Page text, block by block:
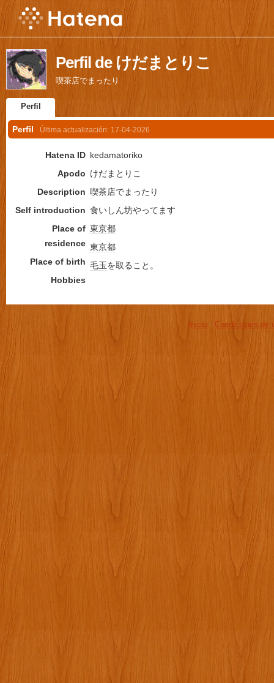
Perfil de けだまとりこ
喫茶店でまったり
Perfil
Perfil Última actualización: 17-04-2026
Hatena ID kedamatoriko
Apodo けだまとりこ
Description 喫茶店でまったり
Self introduction 食いしん坊やってます
Place of
residence
東京都
Place of birth
東京都
Hobbies
毛玉を取ること。
Inicio - Condiciones de